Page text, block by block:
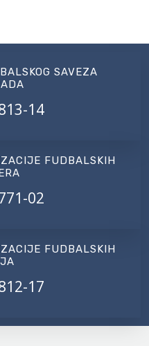
SAVEZA
14
FUDBALSKIH
02
FUDBALSKIH
17